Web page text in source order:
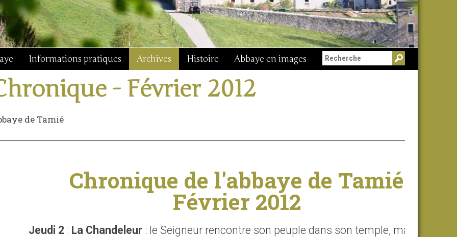
Informations pratiques Archives Histoire Abbaye en images
- Février 2012
de Tamié
Chronique de l'abbaye de Tamié
Février 2012
Jeudi 2 : La Chandeleur: le Seigneur rencontre son peuple dans son temple, mais seuls